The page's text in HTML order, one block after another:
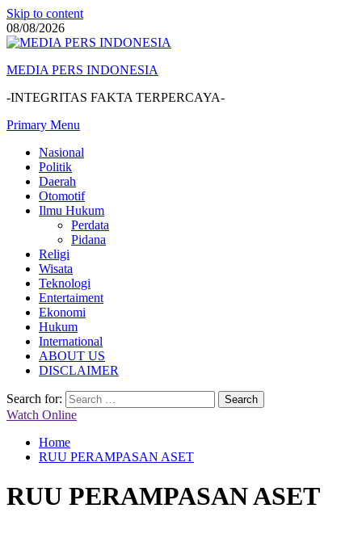
Skip to content
08/08/2026
MEDIA PERS INDONESIA
-INTEGRITAS FAKTA TERPERCAYA-
Primary Menu
Nasional
Politik
Daerah
Otomotif
Ilmu Hukum
Perdata
Pidana
Religi
Wisata
Teknologi
Entertaiment
Ekonomi
Hukum
International
ABOUT US
DISCLAIMER
Search for:
Watch Online
Home
RUU PERAMPASAN ASET
RUU PERAMPASAN ASET